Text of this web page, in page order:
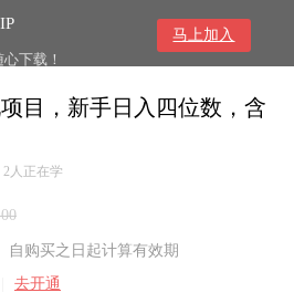
下载！
马上加入
目，新手日入四位数，含
2人正在学
自购买之日起计算有效期
去开通